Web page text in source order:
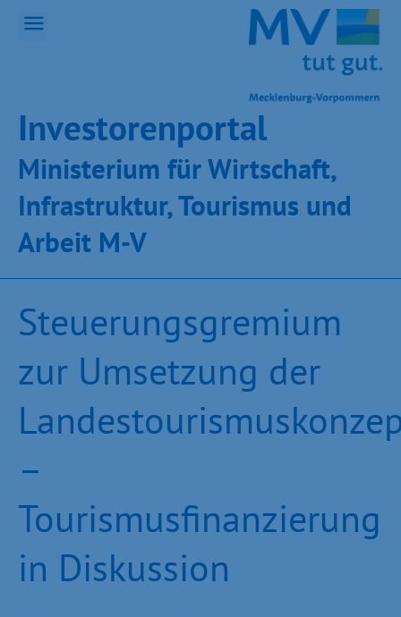
Inves­toren­por­tal
Ministeri­um für Wirt­schaft,
Infra­struk­tur, Tou­ris­mus und
Ar­beit M-V
Steuerungsgremium
zur Umsetzung der
–
Tourismusfinanzierung
in Diskussion